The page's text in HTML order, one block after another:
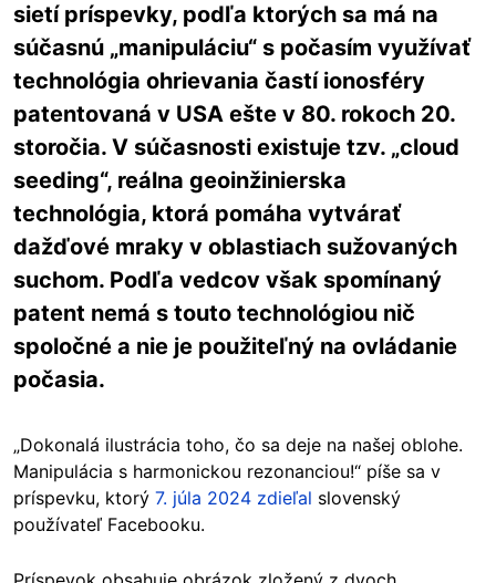
sietí príspevky, podľa ktorých sa má na
súčasnú „manipuláciu“ s počasím využívať
technológia ohrievania častí ionosféry
patentovaná v USA ešte v 80. rokoch 20.
storočia. V súčasnosti existuje tzv. „cloud
seeding“, reálna geoinžinierska
technológia, ktorá pomáha vytvárať
dažďové mraky v oblastiach sužovaných
suchom. Podľa vedcov však spomínaný
patent nemá s touto technológiou nič
spoločné a nie je použiteľný na ovládanie
počasia.
„Dokonalá ilustrácia toho, čo sa deje na našej oblohe.
Manipulácia s harmonickou rezonanciou!“ píše sa v
príspevku, ktorý 7. júla 2024 zdieľal slovenský
používateľ Facebooku.